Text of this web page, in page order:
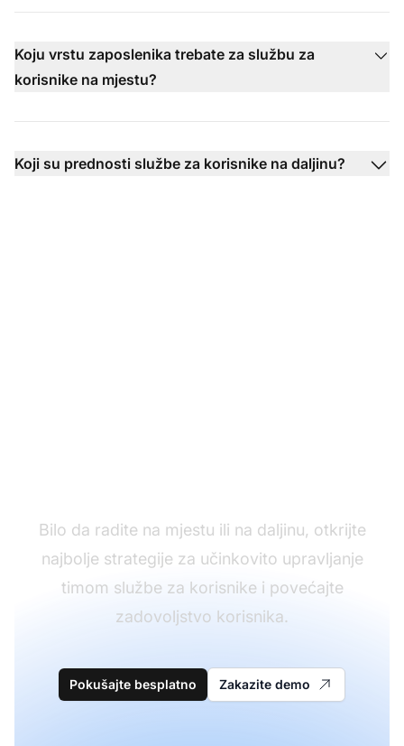
Koju vrstu zaposlenika trebate za službu za
korisnike na mjestu?
Koji su prednosti službe za korisnike na daljinu?
Bilo da radite na mjestu ili na daljinu, otkrijte
najbolje strategije za učinkovito upravljanje
timom službe za korisnike i povećajte
zadovoljstvo korisnika.
Pokušajte besplatno Zakazite demo